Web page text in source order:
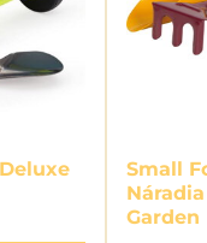
Small
Garden